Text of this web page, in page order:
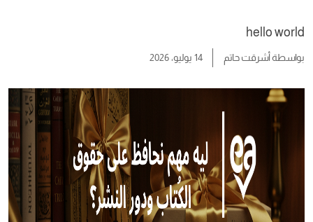
hello world
بواسطةأشرقت حاتم 14 يوليو، 2026